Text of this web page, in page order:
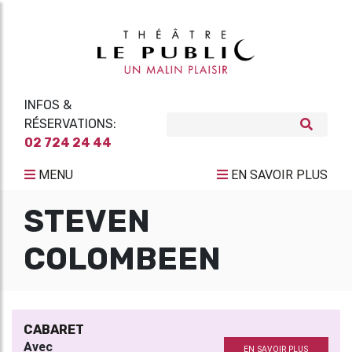
INFOS &
RÉSERVATIONS:
02 724 24 44
MENU EN SAVOIR PLUS
STEVEN
COLOMBEEN
CABARET
Avec EN SAVOIR PLUS